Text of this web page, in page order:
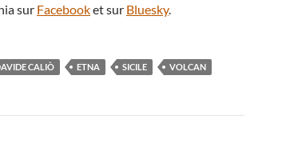
sur Facebooket sur Bluesky.
CALIÒ ETNA SICILE VOLCAN